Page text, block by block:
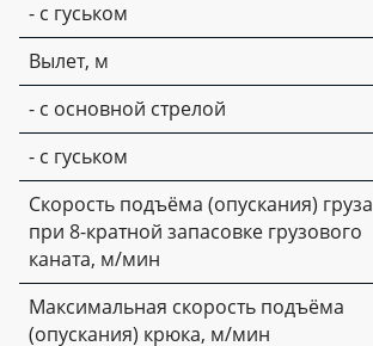
- с гуськом
Вылет, м
- с основной стрелой
- с гуськом
Скорость подъёма (опускания) груза
при 8-кратной запасовке грузового
каната, м/мин
Максимальная скорость подъёма
(опускания) крюка, м/мин